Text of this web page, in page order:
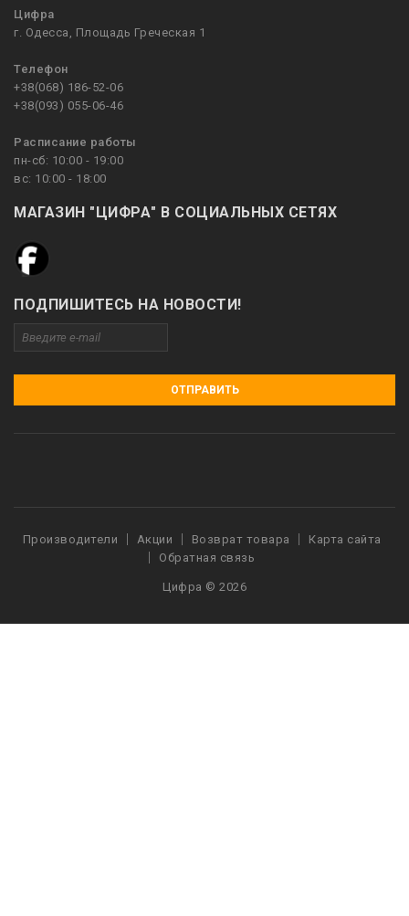
Цифра
г. Одесса, Площадь Греческая 1
Телефон
+38(068) 186-52-06
+38(093) 055-06-46
Расписание работы
пн-сб: 10:00 - 19:00
вс: 10:00 - 18:00
МАГАЗИН "ЦИФРА" В СОЦИАЛЬНЫХ СЕТЯХ
ПОДПИШИТЕСЬ НА НОВОСТИ!
ОТПРАВИТЬ
Производители Акции Возврат товара
Карта сайта
Обратная связь
Цифра © 2026